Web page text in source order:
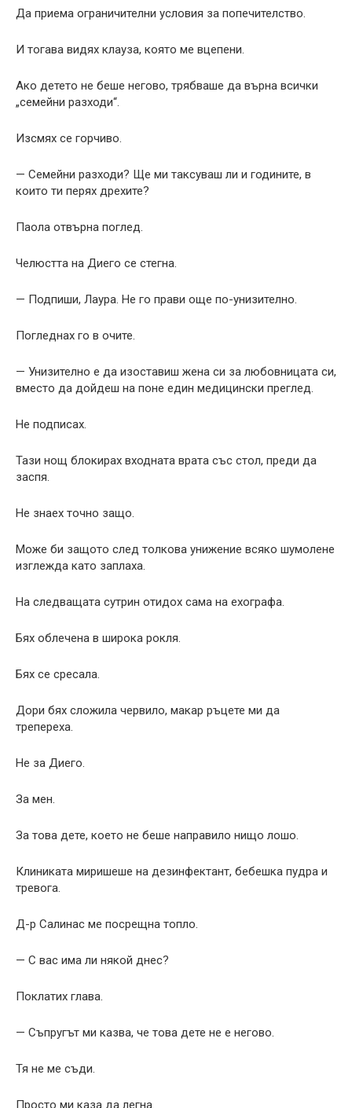
Да приема ограничителни условия за попечителство.
И тогава видях клауза, която ме вцепени.
Ако детето не беше негово, трябваше да върна всички
„семейни разходи“.
Изсмях се горчиво.
— Семейни разходи? Ще ми таксуваш ли и годините, в
които ти перях дрехите?
Паола отвърна поглед.
Челюстта на Диего се стегна.
— Подпиши, Лаура. Не го прави още по-унизително.
Погледнах го в очите.
— Унизително е да изоставиш жена си за любовницата си,
вместо да дойдеш на поне един медицински преглед.
Не подписах.
Тази нощ блокирах входната врата със стол, преди да
заспя.
Не знаех точно защо.
Може би защото след толкова унижение всяко шумолене
изглежда като заплаха.
На следващата сутрин отидох сама на ехографа.
Бях облечена в широка рокля.
Бях се сресала.
Дори бях сложила червило, макар ръцете ми да
трепереха.
Не за Диего.
За мен.
За това дете, което не беше направило нищо лошо.
Клиниката миришеше на дезинфектант, бебешка пудра и
тревога.
Д-р Салинас ме посрещна топло.
— С вас има ли някой днес?
Поклатих глава.
— Съпругът ми казва, че това дете не е негово.
Тя не ме съди.
Просто ми каза да легна.